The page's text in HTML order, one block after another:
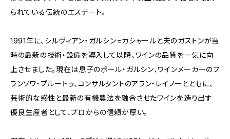
られている伝統のエステート。
1991年に、シルヴィアン・ガルシン=カシャールと夫のガストンが当
時の最新の技術・設備を導入して以降、ワインの品質を一気に向
上させました。現在は息子のポール・ガルシン、ワインメーカーのフ
ランソワ・プルートゥ、コンサルタントのアラン・レイノーとともに、
芸術的な感性と最新の有機農法を融合させたワインを造り出す
優良生産者として、プロからの信頼が厚い。